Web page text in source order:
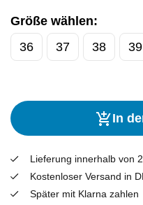
Größe wählen:
36
37 38 39
In
Lieferung innerhalb von
Kostenloser Versand in
Später mit Klarna zahlen